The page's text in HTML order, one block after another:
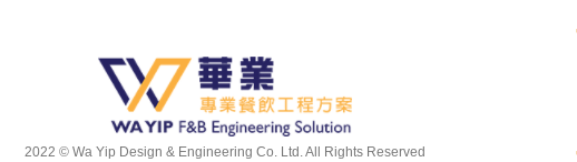
2022 © Wa Yip Design & Engineering Co. Ltd. All Rights Reserved